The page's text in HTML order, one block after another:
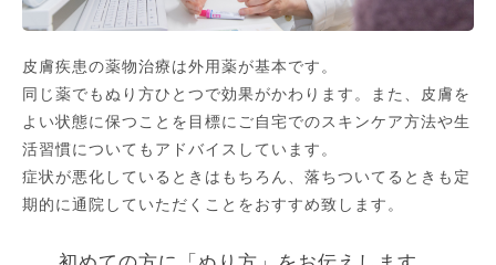
皮膚疾患の薬物治療は外用薬が基本です。
同じ薬でもぬり方ひとつで効果がかわります。また、皮膚を
よい状態に保つことを目標にご自宅でのスキンケア方法や生
活習慣についてもアドバイスしています。
症状が悪化しているときはもちろん、落ちついてるときも定
期的に通院していただくことをおすすめ致します。